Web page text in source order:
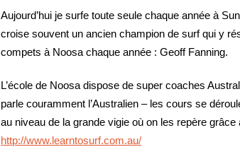
Aujourd’hui je surfe toute seule chaque année à
croise souvent un ancien champion de surf qui y
compets à Noosa chaque année : Geoff Fanning.
L’école de Noosa dispose de super coaches
parle couramment l’Australien – les cours se
au niveau de la grande vigie où on les repère
http://www.learntosurf.com.au/